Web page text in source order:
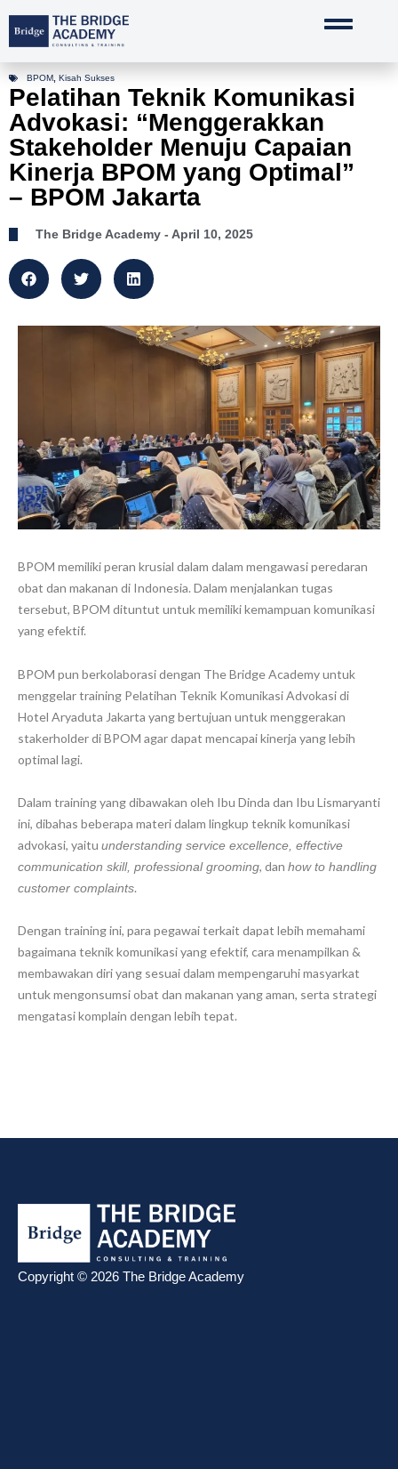
Lewati
ke
konten
BPOM Kisah Sukses
Pelatihan Teknik Komunikasi
Advokasi: “Menggerakkan
Stakeholder Menuju Capaian
Kinerja BPOM yang Optimal”
– BPOM Jakarta
The Bridge Academy - April 10, 2025
BPOM memiliki peran krusial dalam dalam mengawasi peredaran
obat dan makanan di Indonesia. Dalam menjalankan tugas
tersebut, BPOM dituntut untuk memiliki kemampuan komunikasi
yang efektif.
BPOM pun berkolaborasi dengan The Bridge Academy untuk
menggelar training Pelatihan Teknik Komunikasi Advokasi di
Hotel Aryaduta Jakarta yang bertujuan untuk menggerakan
stakerholder di BPOM agar dapat mencapai kinerja yang lebih
optimal lagi.
Dalam training yang dibawakan oleh Ibu Dinda dan Ibu Lismaryanti
ini, dibahas beberapa materi dalam lingkup teknik komunikasi
advokasi, yaitu understanding service excellence, effective
communication skill, professional grooming, dan how to handling
customer complaints.
Dengan training ini, para pegawai terkait dapat lebih memahami
bagaimana teknik komunikasi yang efektif, cara menampilkan &
membawakan diri yang sesuai dalam mempengaruhi masyarkat
untuk mengonsumsi obat dan makanan yang aman, serta strategi
mengatasi komplain dengan lebih tepat.
Copyright © 2026 The Bridge Academy